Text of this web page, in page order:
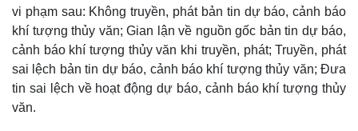
vi phạm sau: Không truyền, phát bản tin dự báo, cảnh báo
khí tượng thủy văn; Gian lận về nguồn gốc bản tin dự báo,
cảnh báo khí tượng thủy văn khi truyền, phát; Truyền, phát
sai lệch bản tin dự báo, cảnh báo khí tượng thủy văn; Đưa
tin sai lệch về hoạt động dự báo, cảnh báo khí tượng thủy
văn.